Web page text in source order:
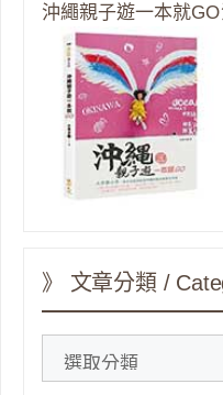
沖繩親子遊一本就GO
》 文章分類 /